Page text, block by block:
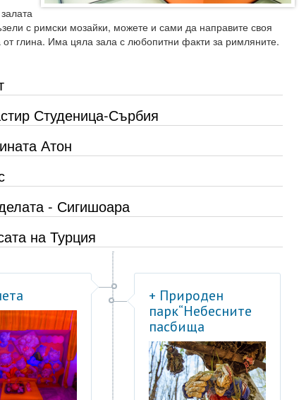
с римски мозайки, можете и сами да направите своя
глина. Има цяла зала с любопитни факти за римляните.
Студеница-Сърбия
Атон
- Сигишоара
на Турция
+ Природен
парк“Небесните
пасбища